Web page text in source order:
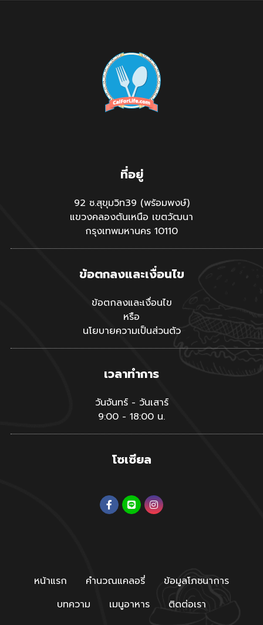
ที่อยู่
92 ซ.สุขุมวิท39 (พร้อมพงษ์)
แขวงคลองตันเหนือ เขตวัฒนา
กรุงเทพมหานคร 10110
ข้อตกลงและเงื่อนไข
ข้อตกลงและเงื่อนไข
หรือ
นโยบายความเป็นส่วนตัว
เวลาทำการ
วันจันทร์ - วันเสาร์
9:00 - 18:00 น.
โซเซียล
หน้าแรก คำนวณแคลอรี่
ข้อมูลโภชนาการ
บทความ
เมนูอาหาร ติดต่อเรา